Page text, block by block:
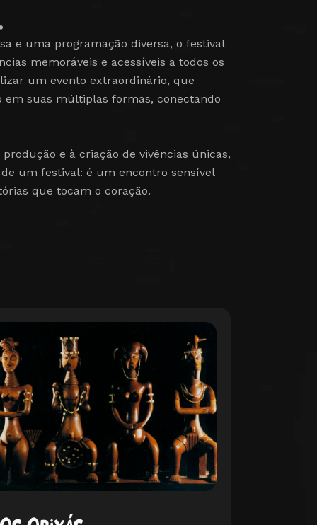
e uma programação diversa, o festival
memoráveis e acessíveis a todos os
um evento extraordinário, que
em suas múltiplas formas, conectando
e à criação de vivências únicas,
um festival: é um encontro sensível
que tocam o coração.